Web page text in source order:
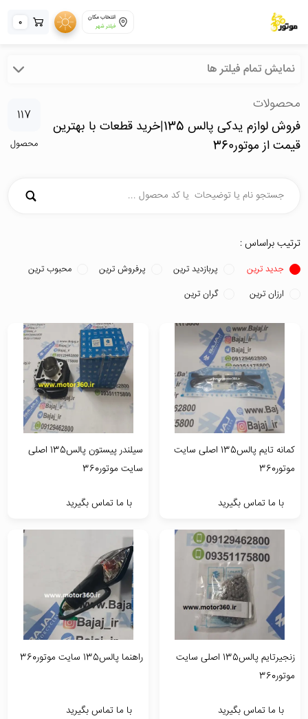
انتخاب مکان
فیلتر شهر
0
نمایش تمام فیلتر ها
محصولات
فروش لوازم یدکی پالس 135|خرید قطعات با بهترین
قیمت از موتور360
117
محصول
ترتیب براساس :
جدید ترین پربازدید ترین پرفروش ترین
محبوب ترین
ارزان ترین
گران ترین
کمانه تایم پالس135 اصلی سایت
موتور360
با ما تماس بگیرید
سیلندر پیستون پالس135 اصلی
سایت موتور360
با ما تماس بگیرید
زنجیرتایم پالس135 اصلی سایت
موتور360
با ما تماس بگیرید
راهنما پالس135 سایت موتور360
با ما تماس بگیرید